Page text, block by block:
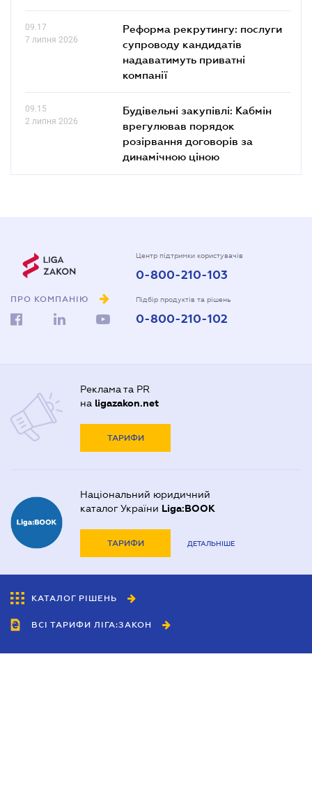
09.17
7 липня 2026
Реформа рекрутингу: послуги
супроводу кандидатів
надаватимуть приватні
компанії
09.15
2 липня 2026
Будівельні закупівлі: Кабмін
врегулював порядок
розірвання договорів за
динамічною ціною
ПРО КОМПАНІЮ
Центр підтримки користувачів
0-800-210-103
Підбір продуктів та рішень
0-800-210-102
Реклама та PR
на ligazakon.net
ТАРИФИ
Національний юридичний
каталог України Liga:BOOK
ТАРИФИ ДЕТАЛЬНІШЕ
КАТАЛОГ РІШЕНЬ
ВСІ ТАРИФИ ЛІГА:ЗАКОН